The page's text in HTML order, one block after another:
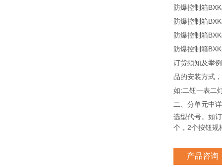
防爆控制箱
防爆控制箱
防爆控制箱
防爆控制箱
订货须知及举
品的安装方式
如:二钮一表二
二
、分单元中
选型代号。如
个， 2个按钮规
产品咨询